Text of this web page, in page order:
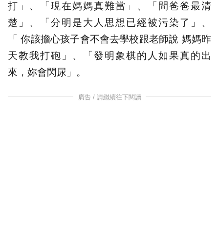
打」、「現在媽媽真難當」、「問爸爸最清
楚」、「分明是大人思想已經被污染了」、
「你該擔心孩子會不會去學校跟老師說 媽媽昨
天教我打砲」、「發明象棋的人如果真的出
來，妳會閃尿」。
廣告 / 請繼續往下閱讀